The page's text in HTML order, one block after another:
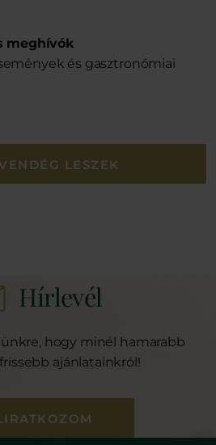
meghívók
és gasztronómiai
LESZEK
Hírlevél
hogy minél hamarabb
ajánlatainkról!